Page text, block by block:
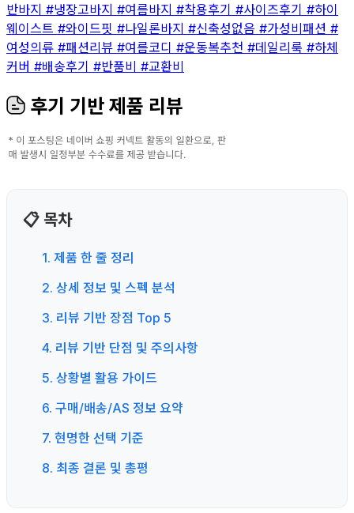
반바지 #냉장고바지 #여름바지 #착용후기 #사이즈후기 #하이
웨이스트 #와이드핏 #나일론바지 #신축성없음 #가성비패션 #
여성의류 #패션리뷰 #여름코디 #운동복추천 #데일리룩 #하체
커버 #배송후기 #반품비 #교환비
후기 기반 제품 리뷰
📋 목차
1. 제품 한 줄 정리
2. 상세 정보 및 스펙 분석
3. 리뷰 기반 장점 Top 5
4. 리뷰 기반 단점 및 주의사항
5. 상황별 활용 가이드
6. 구매/배송/AS 정보 요약
7. 현명한 선택 기준
8. 최종 결론 및 총평